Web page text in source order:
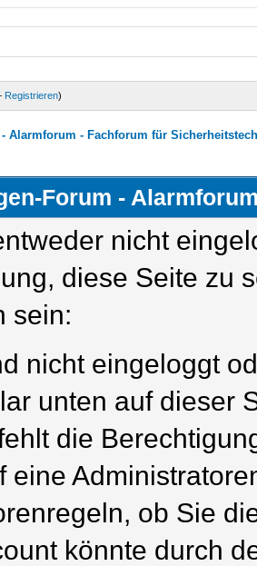
Registrieren)
Alarmforum - Fachforum für
Forum -
nicht
diese Seite zu
sein:
nicht eingeloggt
unten auf dieser
die
eine
ob Sie
könnte durch